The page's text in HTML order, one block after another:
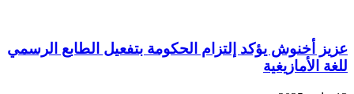
عزيز أخنوش يؤكد إلتزام الحكومة بتفعيل الطابع الرسمي
للغة الأمازيغية